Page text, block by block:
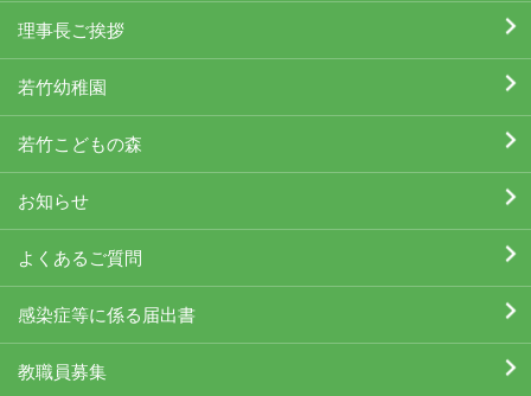
理事長ご挨拶
若竹幼稚園
若竹こどもの森
お知らせ
よくあるご質問
感染症等に係る届出書
教職員募集